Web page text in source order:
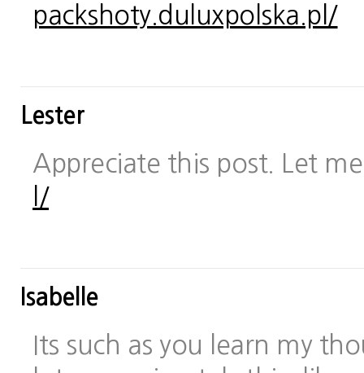
packshoty.duluxpolska.pl/
Lester
Appreciate this post. Let
l/
Isabelle
Its such as you learn my